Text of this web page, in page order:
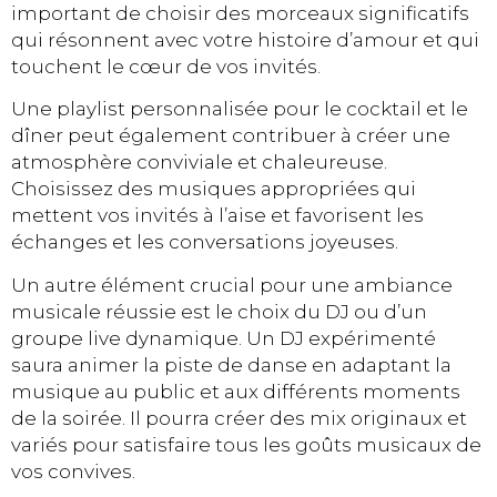
important de choisir des morceaux significatifs
qui résonnent avec votre histoire d’amour et qui
touchent le cœur de vos invités.
Une playlist personnalisée pour le cocktail et le
dîner peut également contribuer à créer une
atmosphère conviviale et chaleureuse.
Choisissez des musiques appropriées qui
mettent vos invités à l’aise et favorisent les
échanges et les conversations joyeuses.
Un autre élément crucial pour une ambiance
musicale réussie est le choix du DJ ou d’un
groupe live dynamique. Un DJ expérimenté
saura animer la piste de danse en adaptant la
musique au public et aux différents moments
de la soirée. Il pourra créer des mix originaux et
variés pour satisfaire tous les goûts musicaux de
vos convives.